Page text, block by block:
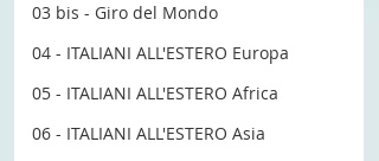
03 bis - Giro del Mondo
04 - ITALIANI ALL'ESTERO Europa
05 - ITALIANI ALL'ESTERO Africa
06 - ITALIANI ALL'ESTERO Asia